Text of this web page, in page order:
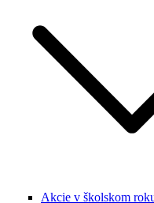
Akcie v školskom